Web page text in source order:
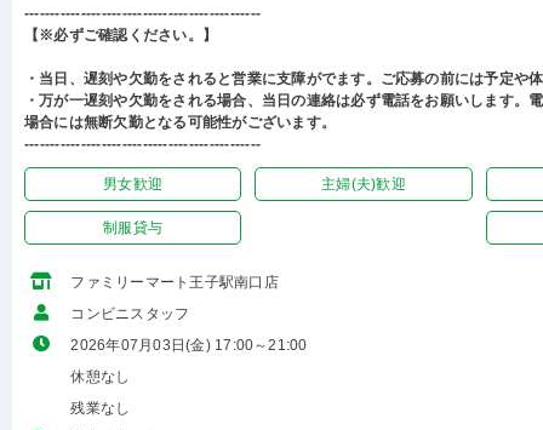
----------------------------------------------
【※必ずご確認ください。】
・当日、遅刻や欠勤をされると営業に支障がでます。ご応募の前には予定や
・万が一遅刻や欠勤をされる場合、当日の連絡は必ず電話をお願いします。
場合には無断欠勤となる可能性がございます。
----------------------------------------------
男女歓迎 主婦(夫)歓迎
制服貸与
ファミリーマート王子駅南口店
コンビニスタッフ
2026年07月03日(金) 17:00～21:00
休憩なし
残業なし